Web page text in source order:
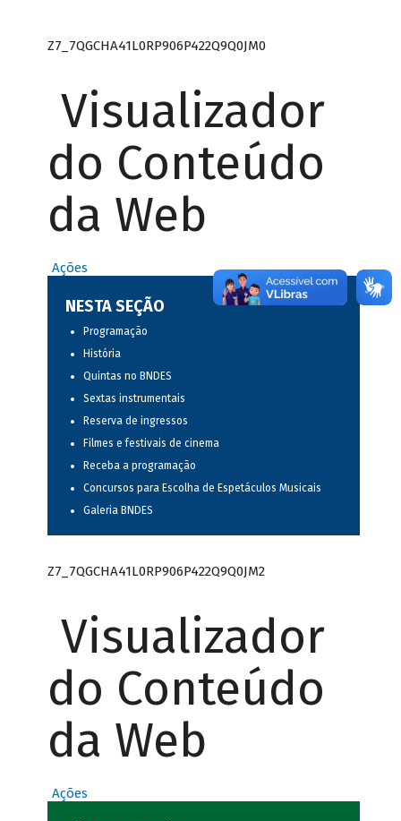
Z7_7QGCHA41L0RP906P422Q9Q0JM0
Visualizador
do Conteúdo
da Web
Ações
NESTA SEÇÃO
Programação
História
Quintas no BNDES
Sextas instrumentais
Reserva de ingressos
Filmes e festivais de cinema
Receba a programação
Concursos para Escolha de Espetáculos Musicais
Galeria BNDES
Z7_7QGCHA41L0RP906P422Q9Q0JM2
Visualizador
do Conteúdo
da Web
Ações